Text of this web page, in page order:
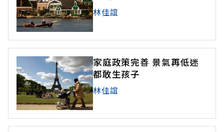
林佳誼
家庭政策完善 景氣再低迷
都敢生孩子
林佳誼